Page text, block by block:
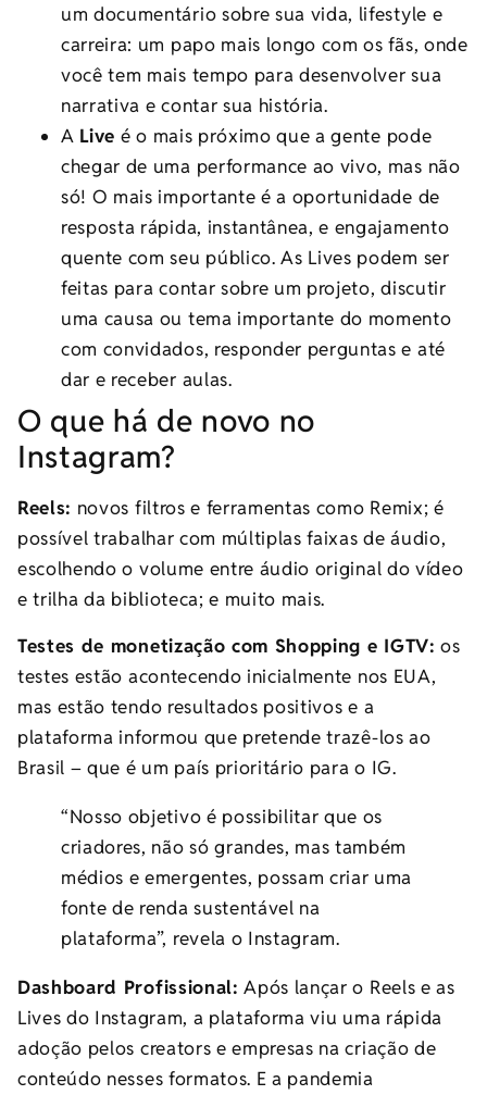
um documentário sobre sua vida, lifestyle e
carreira: um papo mais longo com os fãs, onde
você tem mais tempo para desenvolver sua
narrativa e contar sua história.
A Live é o mais próximo que a gente pode
chegar de uma performance ao vivo, mas não
só! O mais importante é a oportunidade de
resposta rápida, instantânea, e engajamento
quente com seu público. As Lives podem ser
feitas para contar sobre um projeto, discutir
uma causa ou tema importante do momento
com convidados, responder perguntas e até
dar e receber aulas.
O que há de novo no
Instagram?
Reels: novos filtros e ferramentas como Remix; é
possível trabalhar com múltiplas faixas de áudio,
escolhendo o volume entre áudio original do vídeo
e trilha da biblioteca; e muito mais.
Testes de monetização com Shopping e IGTV: os
testes estão acontecendo inicialmente nos EUA,
mas estão tendo resultados positivos e a
plataforma informou que pretende trazê-los ao
Brasil – que é um país prioritário para o IG.
“Nosso objetivo é possibilitar que os
criadores, não só grandes, mas também
médios e emergentes, possam criar uma
fonte de renda sustentável na
plataforma”, revela o Instagram.
Dashboard Profissional: Após lançar o Reels e as
Lives do Instagram, a plataforma viu uma rápida
adoção pelos creators e empresas na criação de
conteúdo nesses formatos. E a pandemia